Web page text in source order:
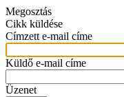
Megosztás
Cikk küldése
Címzett e-mail címe
Küldő e-mail címe
Üzenet